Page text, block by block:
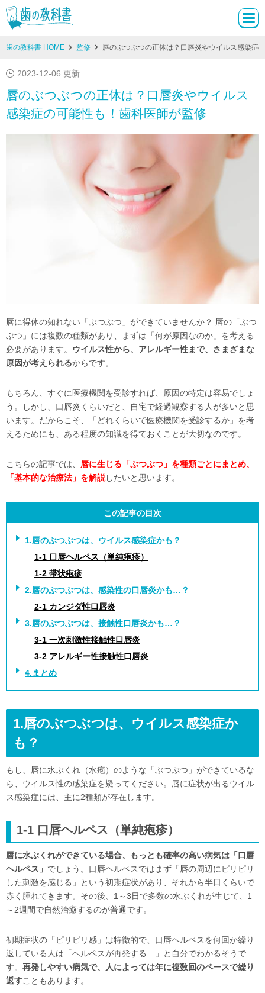
歯の教科書 HOME 監修 唇のぶつぶつの正体は？口唇炎やウイルス感染症
2023-12-06 更新
唇のぶつぶつの正体は？口唇炎やウイルス
感染症の可能性も！歯科医師が監修
唇に得体の知れない「ぶつぶつ」ができていませんか？ 唇の「ぶつ
ぶつ」には複数の種類があり、まずは「何が原因なのか」を考える
必要があります。 ウイルス性から、アレルギー性まで、さまざまな
原因が考えられるからです。
もちろん、すぐに医療機関を受診すれば、原因の特定は容易でしょ
う。しかし、口唇炎くらいだと、自宅で経過観察する人が多いと思
います。だからこそ、「どれくらいで医療機関を受診するか」を考
えるためにも、ある程度の知識を得ておくことが大切なのです。
こちらの記事では、 唇に生じる「ぶつぶつ」を種類ごとにまとめ、
「基本的な治療法」を解説したいと思います。
この記事の目次
1.唇のぶつぶつは、ウイルス感染症かも？
1-1 口唇ヘルペス（単純疱疹）
1-2 帯状疱疹
2.唇のぶつぶつは、感染性の口唇炎かも…？
2-1 カンジダ性口唇炎
3.唇のぶつぶつは、接触性口唇炎かも…？
3-1 一次刺激性接触性口唇炎
3-2 アレルギー性接触性口唇炎
4.まとめ
1.唇のぶつぶつは、ウイルス感染症か
も？
もし、唇に水ぶくれ（水疱）のような「ぶつぶつ」ができているな
ら、ウイルス性の感染症を疑ってください。唇に症状が出るウイル
ス感染症には、主に2種類が存在します。
1-1 口唇ヘルペス（単純疱疹）
唇に水ぶくれができている場合、もっとも確率の高い病気は「口唇
ヘルペス」 でしょう。口唇ヘルペスではまず「唇の周辺にピリピリ
した刺激を感じる」という初期症状があり、それから半日くらいで
赤く腫れてきます。その後、1～3日で多数の水ぶくれが生じて、1
～2週間で自然治癒するのが普通です。
初期症状の「ピリピリ感」は特徴的で、口唇ヘルペスを何回か繰り
返している人は「ヘルペスが再発する…」と自分でわかるそうで
す。 再発しやすい病気で、人によっては年に複数回のペースで繰り
返すこともあります。